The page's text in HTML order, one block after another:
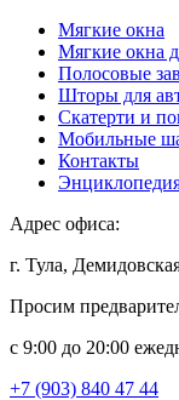
Мягкие окна
Мягкие окна
Полосовые
Шторы для
Скатерти и
Мобильные
Контакты
Адрес офиса:
г. Тула,
Просим
c 9:00 до 20:00
+7 (903) 840 47 44